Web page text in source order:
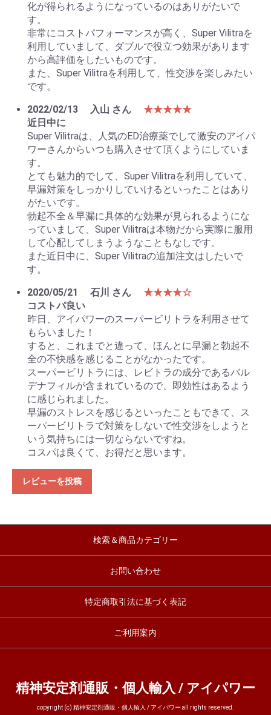
化が得られるようになっているのはありがたいで
す。
非常にコストパフォーマンスが高く、Super Vilitraを
利用していまして、ダブルで役立つ効果があります
から高評価をしたいものです。
また、Super Vilitraを利用して、性交渉を楽しみたい
です。
2022/02/13
入山 さん
★★★★★
近日中に
Super Vilitraは、人気のED治療薬でして激安のアイパ
ワーさんからいつも購入させて頂くようにしていま
す。
とても魅力的でして、Super Vilitraを利用していて、
早漏対策をしっかりしていけるといったことはあり
がたいです。
勃起不全＆早漏に具体的な効果が見られるようにな
っていまして、Super Vilitraは本物だから実際に服用
して心配してしまうようなこともなしです。
また近日中に、Super Vilitraの追加注文はしたいで
す。
2020/05/21
石川 さん
★★★★☆
コストパ良い
昨日、アイパワーのスーパービリトラを利用させて
もらいました！
すると、これまでと違って、ほんとに早漏と勃起不
全の不快感を感じることがなかったです。
スーパービリトラには、レビトラの成分であるバル
デナフィルが含まれているので、即効性はあるよう
に感じられました。
早漏のストレスを感じるといったこともできて、ス
ーパービリトラで対策をしないで性交渉をしようと
いう気持ちには一切ならないですね。
コスパは良くて、お得だと思います。
レビューを投稿
検索＆商品カテゴリー
お問い合わせ
特定商取引法に基づく表記
ご利用案内
精神安定剤通販・個人輸入 / アイパワー
copyright (c) 精神安定剤通販・個人輸入 / アイパワー all rights reserved.